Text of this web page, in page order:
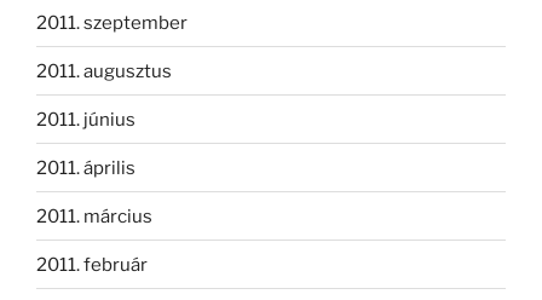
2011. szeptember
2011. augusztus
2011. június
2011. április
2011. március
2011. február